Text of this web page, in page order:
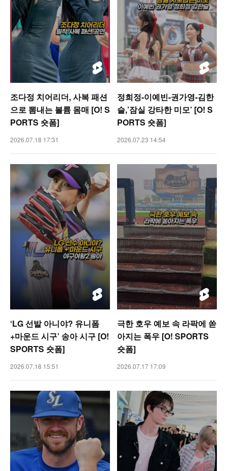
조다정 치어리더, 사복 패션
으로 뽐내는 볼륨 몸매 [O! S
PORTS 숏폼]
2026.07.18 17:31
정희정-이예빈-권가영-김한
슬,’잠실 강타한 미모’ [O! S
PORTS 숏폼]
2026.07.23 14:54
‘LG 선발 아니야? 유니폼
+마운드 시구’ 송아 시구 [O!
SPORTS 숏폼]
2026.07.18 15:51
극한 호우 예보 속 라팍에 쏟
아지는 폭우 [O! SPORTS
숏폼]
2026.07.17 17:09